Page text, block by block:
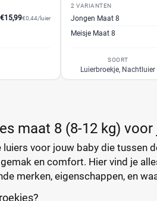
€15,99€0,44/luier
2 VARIANTEN
Jongen Maat 8
Meisje Maat 8
SOORT
Luierbroekje, Nachtluier
maat 8 (8-12 kg)
luiers voor jouw baby die
en comfort. Hier vind je
merken, eigenschappen, en